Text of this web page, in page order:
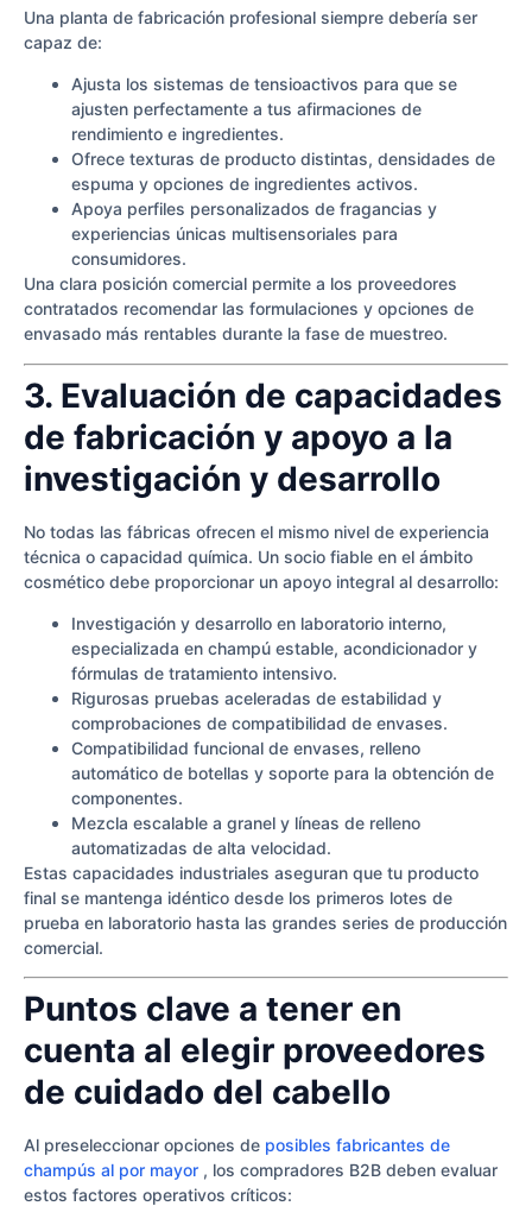
Una planta de fabricación profesional siempre debería ser
capaz de:
Ajusta los sistemas de tensioactivos para que se
ajusten perfectamente a tus afirmaciones de
rendimiento e ingredientes.
Ofrece texturas de producto distintas, densidades de
espuma y opciones de ingredientes activos.
Apoya perfiles personalizados de fragancias y
experiencias únicas multisensoriales para
consumidores.
Una clara posición comercial permite a los proveedores
contratados recomendar las formulaciones y opciones de
envasado más rentables durante la fase de muestreo.
3. Evaluación de capacidades
de fabricación y apoyo a la
investigación y desarrollo
No todas las fábricas ofrecen el mismo nivel de experiencia
técnica o capacidad química. Un socio fiable en el ámbito
cosmético debe proporcionar un apoyo integral al desarrollo:
Investigación y desarrollo en laboratorio interno,
especializada en champú estable, acondicionador y
fórmulas de tratamiento intensivo.
Rigurosas pruebas aceleradas de estabilidad y
comprobaciones de compatibilidad de envases.
Compatibilidad funcional de envases, relleno
automático de botellas y soporte para la obtención de
componentes.
Mezcla escalable a granel y líneas de relleno
automatizadas de alta velocidad.
Estas capacidades industriales aseguran que tu producto
final se mantenga idéntico desde los primeros lotes de
prueba en laboratorio hasta las grandes series de producción
comercial.
Puntos clave a tener en
cuenta al elegir proveedores
de cuidado del cabello
Al preseleccionar opciones de posibles fabricantes de
champús al por mayor , los compradores B2B deben evaluar
estos factores operativos críticos: